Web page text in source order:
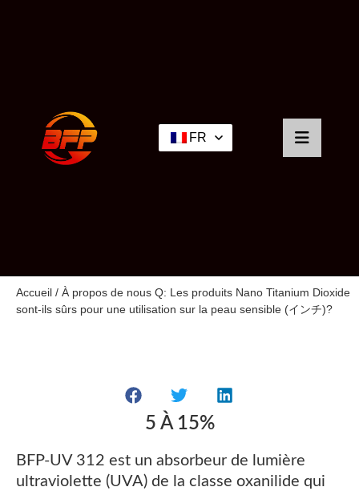
FR
Accueil / À propos de nous Q: Les produits Nano Titanium Dioxide
sont-ils sûrs pour une utilisation sur la peau sensible (インチ)?
5 À 15%
BFP-UV 312 est un absorbeur de lumière
ultraviolette (UVA) de la classe oxanilide qui